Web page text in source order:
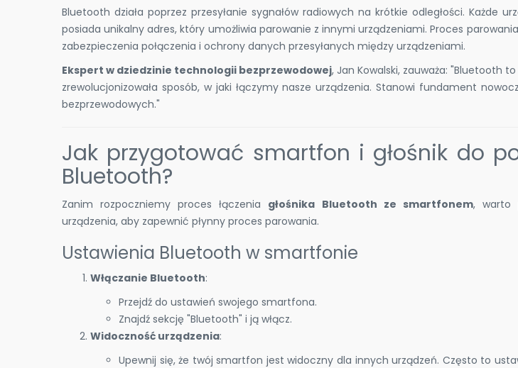
Bluetooth działa poprzez przesyłanie sygnałów radiowych na krótkie odległości. Każde
posiada unikalny adres, który umożliwia parowanie z innymi urządzeniami. Proces
zabezpieczenia połączenia i ochrony danych przesyłanych między urządzeniami.
Ekspert w dziedzinie technologii bezprzewodowej, Jan Kowalski, zauważa: "Bluetooth
zrewolucjonizowała sposób, w jaki łączymy nasze urządzenia. Stanowi fundament
bezprzewodowych."
Jak przygotować smartfon i głośnik do
Bluetooth?
Zanim rozpoczniemy proces łączenia głośnika Bluetooth ze smartfonem, warto
urządzenia, aby zapewnić płynny proces parowania.
Ustawienia Bluetooth w smartfonie
Włączanie Bluetooth:
Przejdź do ustawień swojego smartfona.
Znajdź sekcję "Bluetooth" i ją włącz.
Widoczność urządzenia:
Upewnij się, że twój smartfon jest widoczny dla innych urządzeń. Często to